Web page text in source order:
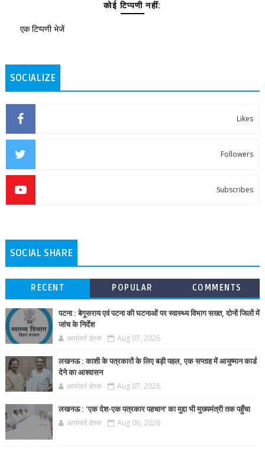
कोई टिप्पणी नहीं:
एक टिप्पणी भेजें
SOCIALIZE
Likes
Followers
Subscribes
SOCIAL SHARE
RECENT POPULAR COMMENTS
पटना : बेगूसराय एवं पटना की घटनाओं पर स्वास्थ्य विभाग सख्त, दोनों जिलों में
जांच के निर्देश
आर्यावर्त डेस्क Aug 07, 2026
लखनऊ : काशी के पत्रकारों के लिए बड़ी पहल, एक सप्ताह में आयुष्मान कार्ड
देने का आश्वासन
आर्यावर्त डेस्क Aug 07, 2026
लखनऊ : ‘एक देश-एक पत्रकार पहचान’ का मुद्दा भी मुख्यमंत्री तक पहुँचा
आर्यावर्त डेस्क Aug 06, 2026